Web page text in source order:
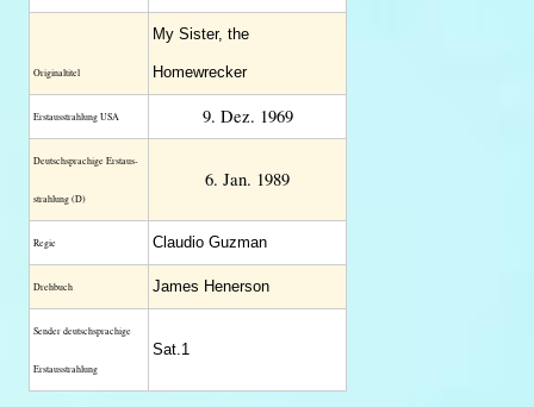
Original­titel
My Sister, the
Homewrecker
Erstaus­strahlung USA 9. Dez. 1969
Deutsch­sprachige Erstaus­
strahlung (D)
6. Jan. 1989
Regie Claudio Guzman
Drehbuch James Henerson
Sender deutschsprachige
Erstausstrahlung
Sat.1